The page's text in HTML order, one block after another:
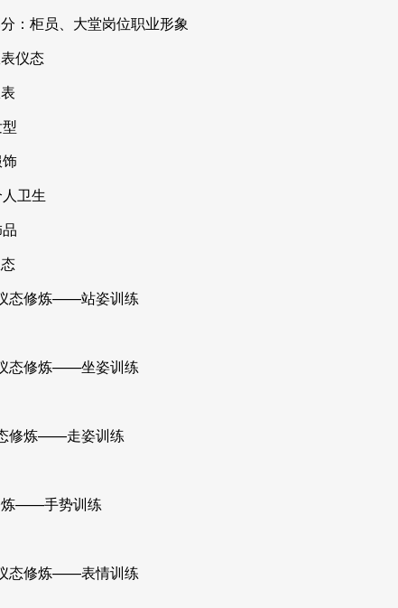
：柜员、大堂岗位职业形象
仪态
卫生
态修炼——站姿训练
态修炼——坐姿训练
修炼——走姿训练
炼——手势训练
态修炼——表情训练